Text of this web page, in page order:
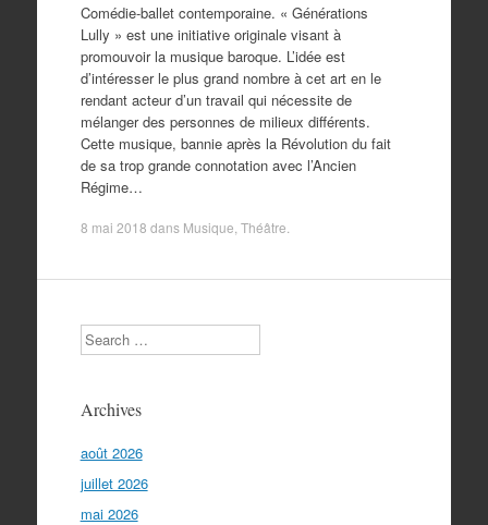
Comédie-ballet contemporaine. « Générations
Lully » est une initiative originale visant à
promouvoir la musique baroque. L’idée est
d’intéresser le plus grand nombre à cet art en le
rendant acteur d’un travail qui nécessite de
mélanger des personnes de milieux différents.
Cette musique, bannie après la Révolution du fait
de sa trop grande connotation avec l’Ancien
Régime…
8 mai 2018 dans Musique Théâtre
Search
Archives
août 2026
juillet 2026
mai 2026